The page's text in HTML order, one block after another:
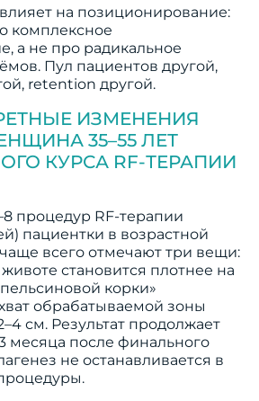
на позиционирование:
комплексное
а не про радикальное
Пул пациентов другой,
retention другой.
ИЗМЕНЕНИЯ
35–55 ЛЕТ
КУРСА RF-ТЕРАПИИ
процедур RF-терапии
пациентки в возрастной
чаще всего отмечают три вещи:
становится плотнее на
корки»
обрабатываемой зоны
см. Результат продолжает
месяца после финального
не останавливается в